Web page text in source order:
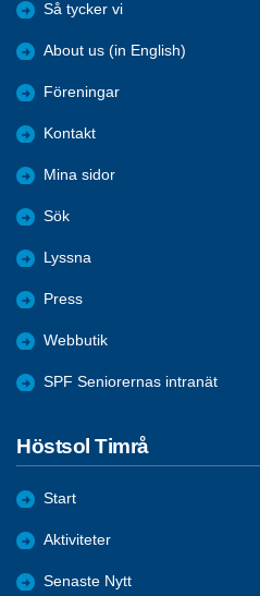
Så tycker vi
About us (in English)
Föreningar
Kontakt
Mina sidor
Sök
Lyssna
Press
Webbutik
SPF Seniorernas intranät
Höstsol Timrå
Start
Aktiviteter
Senaste Nytt